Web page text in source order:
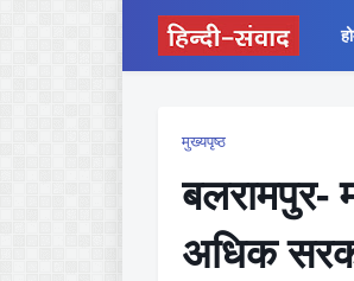
मुख्यपृष्ठ
बलरामपुर-
अधिक